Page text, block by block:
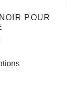
POUR